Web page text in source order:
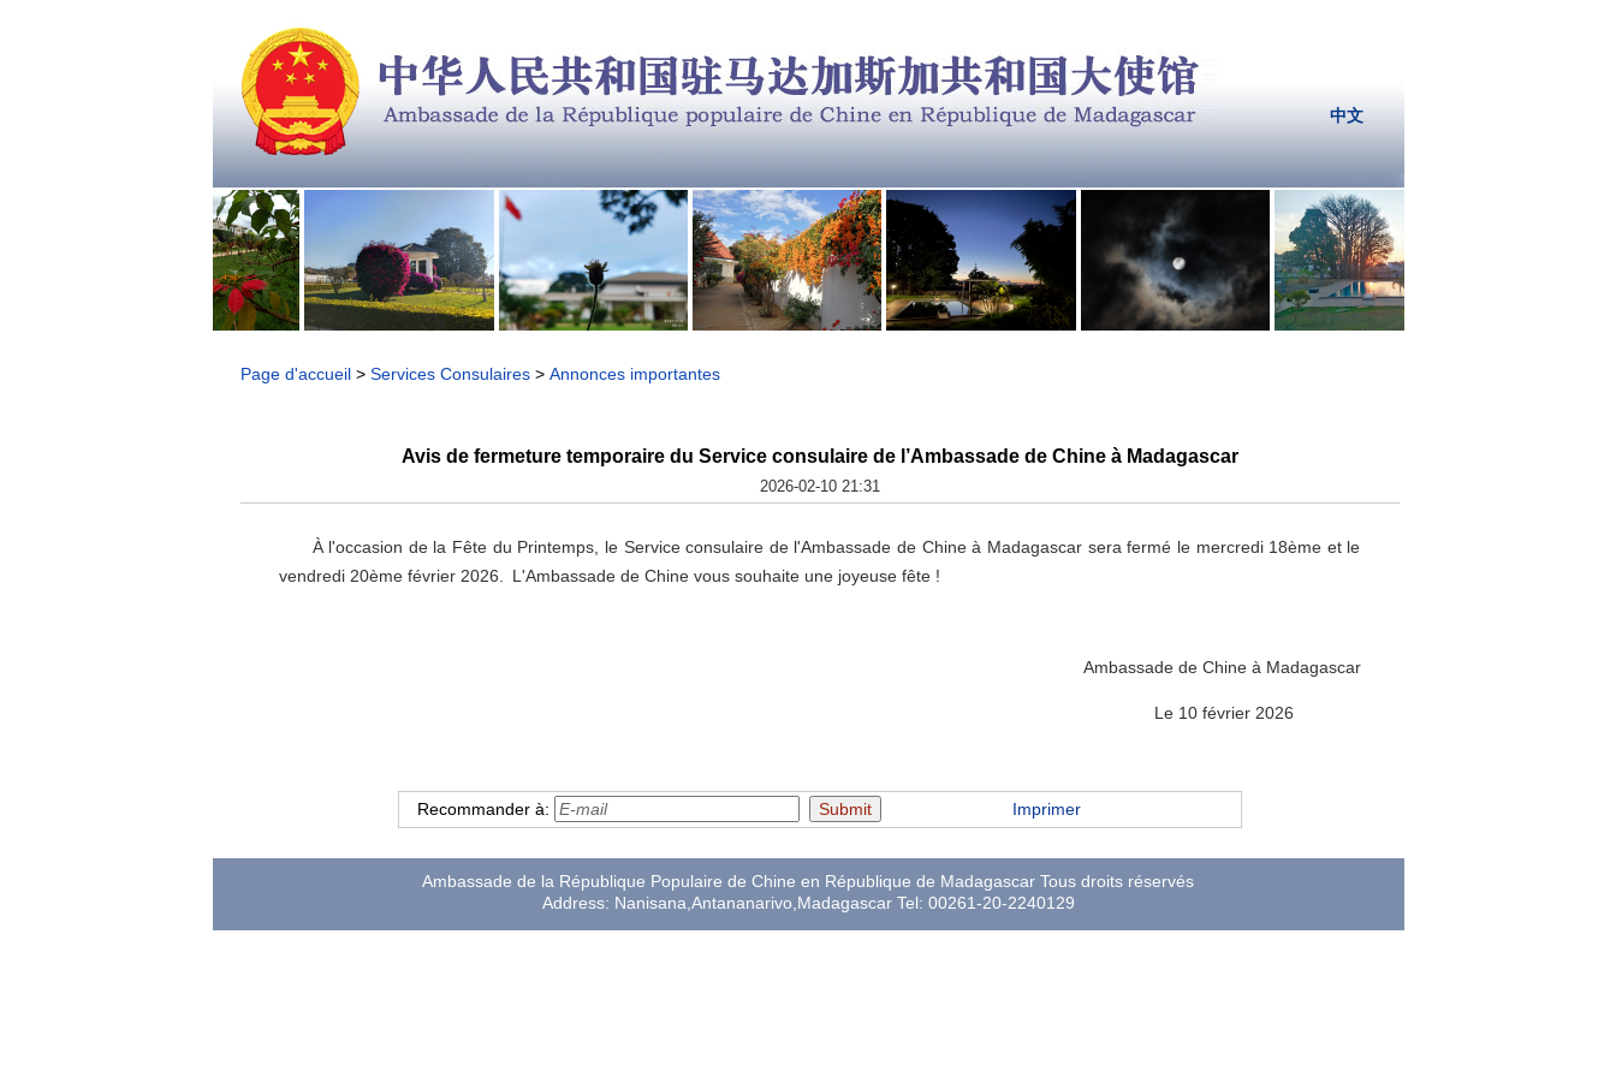
中文
Page d'accueil> Services Consulaires> Annonces importantes
Avis de fermeture temporaire du Service consulaire de l’Ambassade de Chine à Madagascar
2026-02-10 21:31
À l'occasion de la Fête du Printemps, le Service consulaire de l'Ambassade de Chine à Madagascar sera fermé le mercredi 18ème et le
vendredi 20ème février 2026. L'Ambassade de Chine vous souhaite une joyeuse fête !
Ambassade de Chine à Madagascar
Le 10 février 2026
Recommander à: Imprimer
Ambassade de la République Populaire de Chine en République de Madagascar Tous droits réservés
Address: Nanisana,Antananarivo,Madagascar Tel: 00261-20-2240129